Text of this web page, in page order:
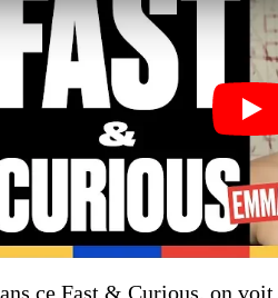
Play
ce Fast & Curious, on voit